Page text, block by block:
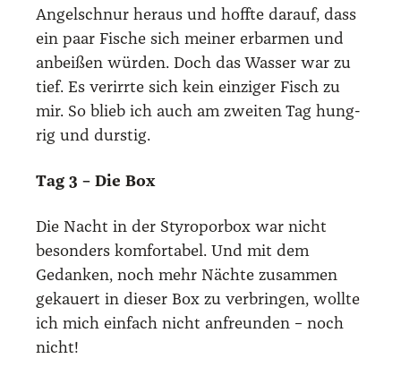
Angel­schnur her­aus und hoff­te dar­auf, dass
ein paar Fische sich mei­ner erbar­men und
anbei­ßen wür­den. Doch das Was­ser war zu
tief. Es ver­irr­te sich kein ein­zi­ger Fisch zu
mir. So blieb ich auch am zwei­ten Tag hung­
rig und durs­tig.
Tag 3 – Die Box
Die Nacht in der Sty­ro­por­box war nicht
beson­ders kom­for­ta­bel. Und mit dem
Gedan­ken, noch mehr Näch­te zusam­men
gekau­ert in die­ser Box zu ver­brin­gen, woll­te
ich mich ein­fach nicht anfreun­den – noch
nicht!